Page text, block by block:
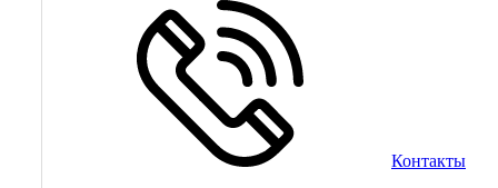
Контакты